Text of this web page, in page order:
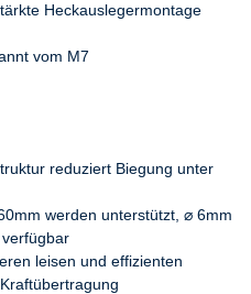
Heckauslegermontage
vom M7
reduziert Biegung unter
werden unterstützt, ⌀ 6mm
leisen und effizienten